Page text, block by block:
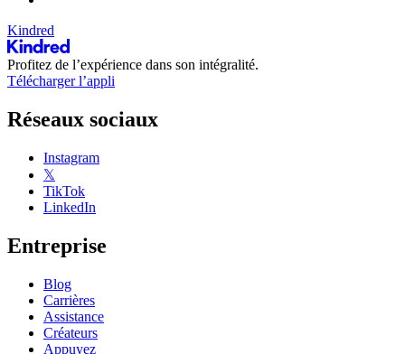
Kindred
Profitez de l’expérience dans son intégralité.
Télécharger l’appli
Réseaux sociaux
Instagram
𝕏
TikTok
LinkedIn
Entreprise
Blog
Carrières
Assistance
Créateurs
Appuyez